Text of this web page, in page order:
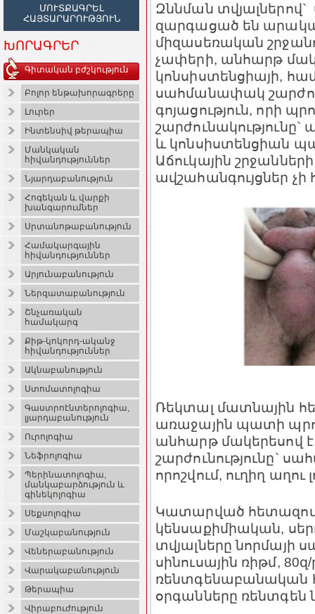
ՄՈՒՏՔԱԳՐԵԼ
ՀԱՅՏԱՐԱՐՈՒԹՅՈՒՆ
ԽՈՐԱԳՐԵՐ
Գիտական բժշկություն
Բոլոր ենթախորագրերը
Լուրեր
Ինտենսիվ թերապիա
Մանկական
հիվանդություններ
Նյարդաբանություն
Հոգեկան և վարքի
խանգարումներ
Սրտանոթաբանություն
Համակարգային
հիվանդություններ
Արյունաբանություն
Ներզատաբանություն
Շնչառական
համակարգ
Քիթ-կոկորդ-ականջ
հիվանդություններ
Ակնաբանություն
Ստոմատոլոգիա
Գաստրոէնտերոլոգիա,
լյարդաբանություն
Ուրոլոգիա
Նեֆրոլոգիա
Պերինատոլոգիա,
մանկաբարձություն և
գինեկոլոգիա
Սեքսոլոգիա
Մաշկաբանություն
Վեներաբանություն
Վարակաբանություն
Թերապիա
Վիրաբուժություն
Զննման
զարգացած են
միզասեռական
չափերի, անհարթ
կոնսիստենցիայի,
սահմանափակ
գոյացություն, որի
և կոնսիստենցիան
Աճուկային
ավշահանգույցներ
Ռեկտալ մատնային
առաջային պատի
անհարթ մակերեսով
շարժունությունը`
որոշվում, ուղիղ
Կատարված
կենսաքիմիական,
տվյալները նորմայի
սինուսային ռիթմ,
ռենտգենաբանական
օրգանները ռենտգեն